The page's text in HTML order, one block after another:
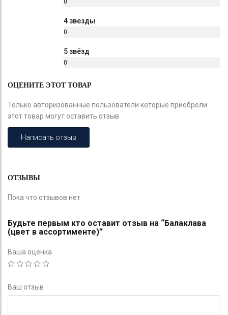
4 звезды
0
5 звёзд
0
ОЦЕНИТЕ ЭТОТ ТОВАР
Только авторизованные пользователи которые приобрели
этот товар могут оставить отзыв
Написать отзыв
ОТЗЫВЫ
Пока что отзывов нет
Будьте первым кто оставит отзыв на “Балаклава
(цвет в ассортименте)”
Ваша оценка
Ваш отзыв